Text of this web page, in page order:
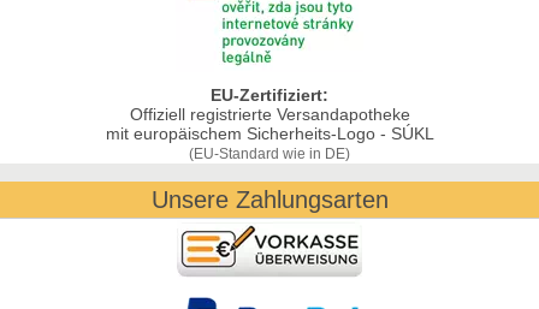
EU-Zertifiziert:
Offiziell registrierte Versandapotheke
mit europäischem Sicherheits-Logo - SÚKL
(EU-Standard wie in DE)
Unsere Zahlungsarten